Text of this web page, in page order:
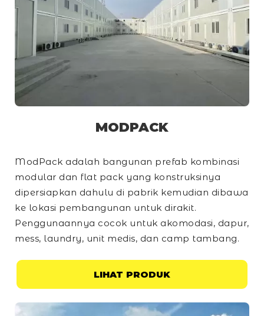
MODPACK
ModPack adalah bangunan prefab kombinasi
modular dan flat pack yang konstruksinya
dipersiapkan dahulu di pabrik kemudian dibawa
ke lokasi pembangunan untuk dirakit.
Penggunaannya cocok untuk akomodasi, dapur,
mess, laundry, unit medis, dan camp tambang.
LIHAT PRODUK